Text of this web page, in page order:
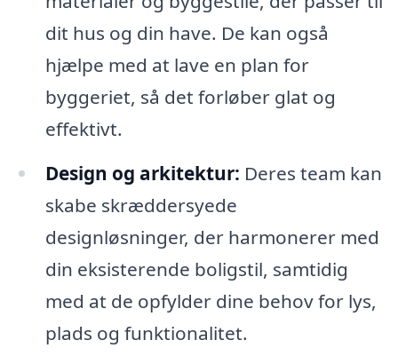
dit hus og din have. De kan også
hjælpe med at lave en plan for
byggeriet, så det forløber glat og
effektivt.
Design og arkitektur: Deres team kan
skabe skræddersyede
designløsninger, der harmonerer med
din eksisterende boligstil, samtidig
med at de opfylder dine behov for lys,
plads og funktionalitet.